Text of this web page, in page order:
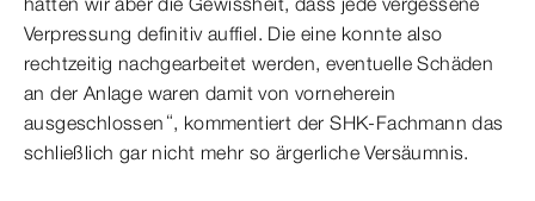
Verpressung definitiv auffiel. Die eine konnte also
rechtzeitig nachgearbeitet werden, eventuelle Schäden
an der Anlage waren damit von vorneherein
ausgeschlossen“, kommentiert der SHK-Fachmann das
schließlich gar nicht mehr so ärgerliche Versäumnis.